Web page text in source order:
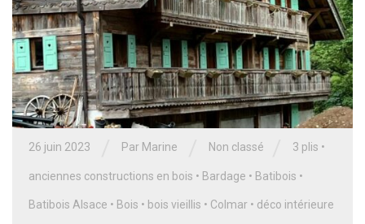
26 juin 2023 Par Marine Non classé 3 plis •
anciennes constructions en bois • Bardage • Batibois •
Batibois Alsace • Bois • bois vieillis • Colmar • déco intérieure